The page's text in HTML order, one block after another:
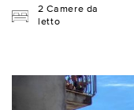
2 Camere da
letto